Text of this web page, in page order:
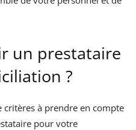
un prestataire
?
à prendre en compte
pour votre